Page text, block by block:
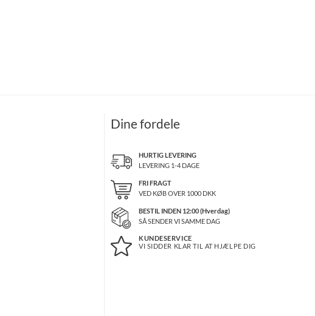
Dine fordele
HURTIG LEVERING
LEVERING 1-4 DAGE
FRI FRAGT
VED KØB OVER 1000DKK
BESTIL INDEN 12:00 (Hverdag)
SÅ SENDER VI SAMME DAG
KUNDESERVICE
VI SIDDER KLAR TIL AT HJÆLPE DIG